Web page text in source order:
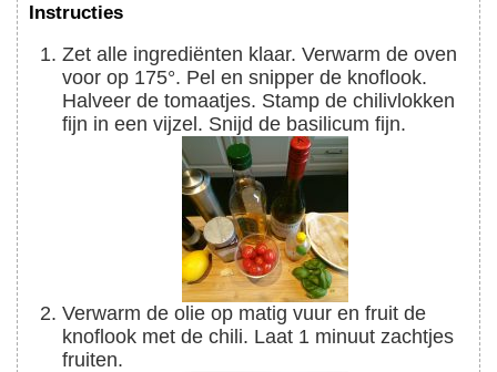
Instructies
Zet alle ingrediënten klaar. Verwarm de oven
voor op 175°. Pel en snipper de knoflook.
Halveer de tomaatjes. Stamp de chilivlokken
fijn in een vijzel. Snijd de basilicum fijn.
Verwarm de olie op matig vuur en fruit de
knoflook met de chili. Laat 1 minuut zachtjes
fruiten.